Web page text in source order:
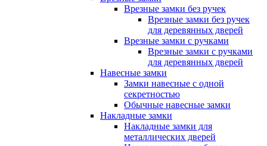
Врезные замки без ручек
Врезные замки без ручек
для деревянных дверей
Врезные замки с ручками
Врезные замки с ручками
для деревянных дверей
Навесные замки
Замки навесные с одной
секретностью
Обычные навесные замки
Накладные замки
Накладные замки для
металлических дверей